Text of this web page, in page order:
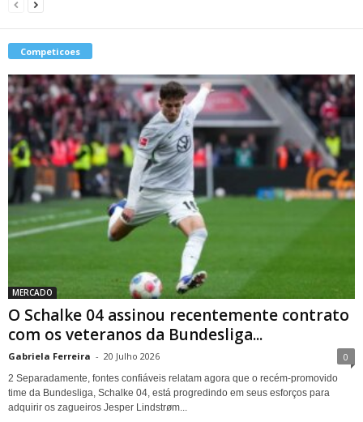
Competicoes
MERCADO
O Schalke 04 assinou recentemente contrato
com os veteranos da Bundesliga...
Gabriela Ferreira - 20 Julho 2026 0
2 Separadamente, fontes confiáveis ​​​​relatam agora que o recém-promovido
time da Bundesliga, Schalke 04, está progredindo em seus esforços para
adquirir os zagueiros Jesper Lindstrøm...